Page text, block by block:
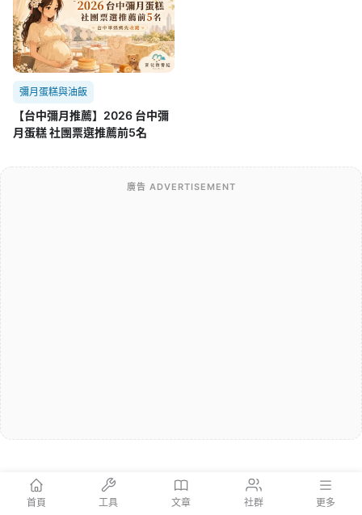
彌月蛋糕與油飯
【台中彌月推薦】2026 台中彌
月蛋糕 社團票選推薦前5名
首頁 工具 文章 社群 更多
廣告 ADVERTISEMENT